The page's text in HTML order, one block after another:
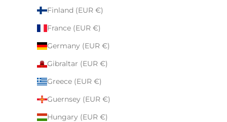
Finland (EUR €)
France (EUR €)
Germany (EUR €)
Gibraltar (EUR €)
Greece (EUR €)
Guernsey (EUR €)
Hungary (EUR €)